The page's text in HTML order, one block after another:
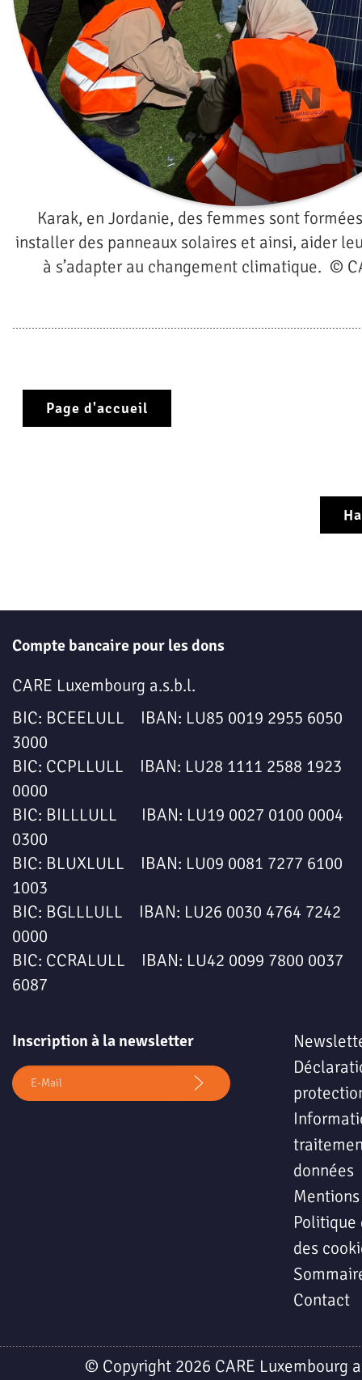
Karak, en Jordanie, des femmes sont
installer des panneaux solaires et ainsi, aider
à s’adapter au changement climatique. ©
Page d'accueil
Compte bancaire pour les dons
CARE Luxembourg a.s.b.l.
BIC: BCEELULL IBAN: LU85 0019 2955 6050
3000
BIC: CCPLLULL IBAN: LU28 1111 2588 1923
0000
BIC: BILLLULL IBAN: LU19 0027 0100 0004
0300
BIC: BLUXLULL IBAN: LU09 0081 7277 6100
1003
BIC: BGLLLULL IBAN: LU26 0030 4764 7242
0000
BIC: CCRALULL IBAN: LU42 0099 7800 0037
6087
Inscription à la newsletter
données
Politique
des
Contact
© Copyright 2026 CARE Luxembourg